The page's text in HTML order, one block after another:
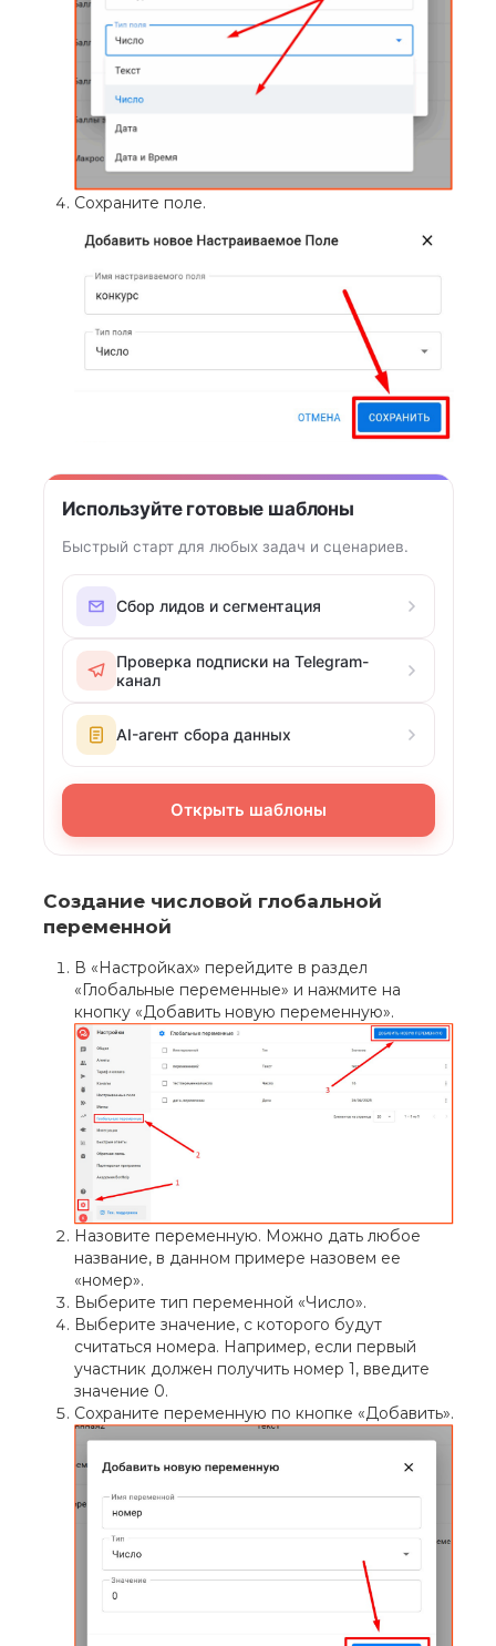
Сохраните поле.
Используйте готовые шаблоны
Быстрый старт для любых задач и сценариев.
Сбор лидов и сегментация
Проверка подписки на Telegram-
канал
AI-агент сбора данных
Открыть шаблоны
Создание числовой глобальной
переменной
В «Настройках» перейдите в раздел
«Глобальные переменные» и нажмите на
кнопку «Добавить новую переменную».
Назовите переменную. Можно дать любое
название, в данном примере назовем ее
«номер».
Выберите тип переменной «Число».
Выберите значение, с которого будут
считаться номера. Например, если первый
участник должен получить номер 1, введите
значение 0.
Сохраните переменную по кнопке «Добавить».